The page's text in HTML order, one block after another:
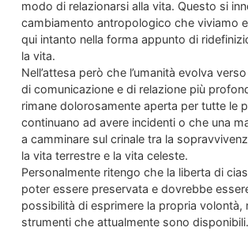
modo di relazionarsi alla vita. Questo si
cambiamento antropologico che viviamo
qui intanto nella forma appunto di
la vita.
Nell’attesa però che l’umanità evolva
di comunicazione e di relazione più
rimane dolorosamente aperta per tutte le
continuano ad avere incidenti o che una
a camminare sul crinale tra la
la vita terrestre e la vita celeste.
Personalmente ritengo che la liberta di
poter essere preservata e dovrebbe
possibilità di esprimere la propria volontà,
strumenti che attualmente sono